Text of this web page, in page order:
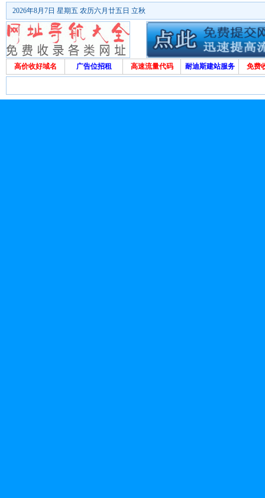
2026年8月7日 星期五 农历六月廿五日 立秋
高价收好域名 广告位招租 高速流量代码 耐迪斯建站服务 免费